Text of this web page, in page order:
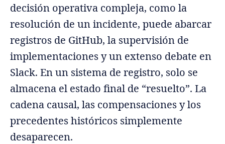
decisión operativa compleja, como la
resolución de un incidente, puede abarcar
registros de GitHub, la supervisión de
implementaciones y un extenso debate en
Slack. En un sistema de registro, solo se
almacena el estado final de “resuelto”. La
cadena causal, las compensaciones y los
precedentes históricos simplemente
desaparecen.